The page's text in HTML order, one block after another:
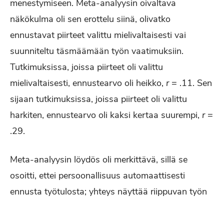
menestymiseen. Meta-analyysin oivaltava
näkökulma oli sen erottelu siinä, olivatko
ennustavat piirteet valittu mielivaltaisesti vai
suunniteltu täsmäämään työn vaatimuksiin.
Tutkimuksissa, joissa piirteet oli valittu
mielivaltaisesti, ennustearvo oli heikko, r= .11. Sen
sijaan tutkimuksissa, joissa piirteet oli valittu
harkiten, ennustearvo oli kaksi kertaa suurempi, r=
.29.
Meta-analyysin löydös oli merkittävä, sillä se
osoitti, ettei persoonallisuus automaattisesti
ennusta työtulosta; yhteys näyttää riippuvan työn